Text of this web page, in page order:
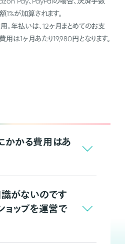
が加算されます。
。年払いは、12ヶ月まとめてのお支
用は1ヶ月あたり19,980円となります。
かかる費用はあ
がないのです
ョップを運営で